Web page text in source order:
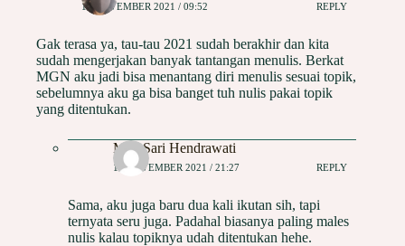
12 NOVEMBER 2021 / 09:52 REPLY
Gak terasa ya, tau-tau 2021 sudah berakhir dan kita
sudah mengerjakan banyak tantangan menulis. Berkat
MGN aku jadi bisa menantang diri menulis sesuai topik,
sebelumnya aku ga bisa banget tuh nulis pakai topik
yang ditentukan.
May Sari Hendrawati
12 NOVEMBER 2021 / 21:27 REPLY
Sama, aku juga baru dua kali ikutan sih, tapi
ternyata seru juga. Padahal biasanya paling males
nulis kalau topiknya udah ditentukan hehe.